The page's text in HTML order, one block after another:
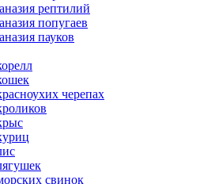
рептилий
попугаев
пауков
черепах
свинок